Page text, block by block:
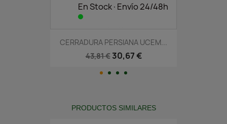
En Stock·Envío 24/48h
CERRADURA PERSIANA UCEM...
43,81 € 30,67 €
PRODUCTOS SIMILARES